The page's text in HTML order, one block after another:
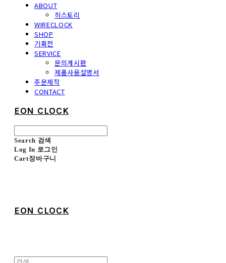
ABOUT
히스토리
WIRECLOCK
SHOP
기획전
SERVICE
문의게시판
제품사용설명서
주문제작
CONTACT
EON CLOCK
Search 검색
Log In 로그인
Cart장바구니
EON CLOCK